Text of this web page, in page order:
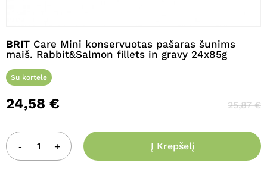
BRIT Care Mini konservuotas pašaras šunims
maiš. Rabbit&Salmon fillets in gravy 24x85g
Su kortele
24,58 € 25,87€
Į Krepšelį